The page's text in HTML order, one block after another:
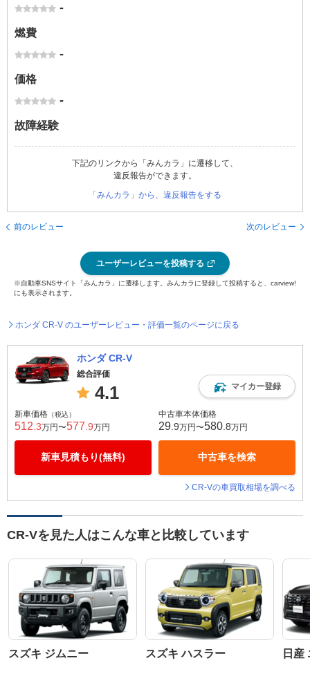
-
燃費
-
価格
-
故障経験
下記のリンクから「みんカラ」に遷移して、
違反報告ができます。
「みんカラ」から、違反報告をする
前のレビュー 次のレビュー
ユーザーレビューを投稿する
※自動車SNSサイト「みんカラ」に遷移します。みんカラに登録して投稿すると、carview!
にも表示されます。
ホンダ CR-V のユーザーレビュー・評価一覧のページに戻る
ホンダ CR-V
総合評価
4.1 マイカー登録
新車価格 （税込）
512 .3万円〜577 .9万円
新車見積もり(無料)
中古車本体価格
29 .9万円〜580 .8万円
中古車を検索
CR-Vの車買取相場を調べる
CR-Vを見た人はこんな車と比較しています
スズキ ジムニー スズキ ハスラー 日産